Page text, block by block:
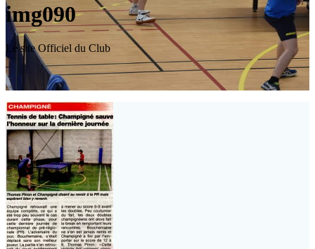
img090
Le site Officiel du Club